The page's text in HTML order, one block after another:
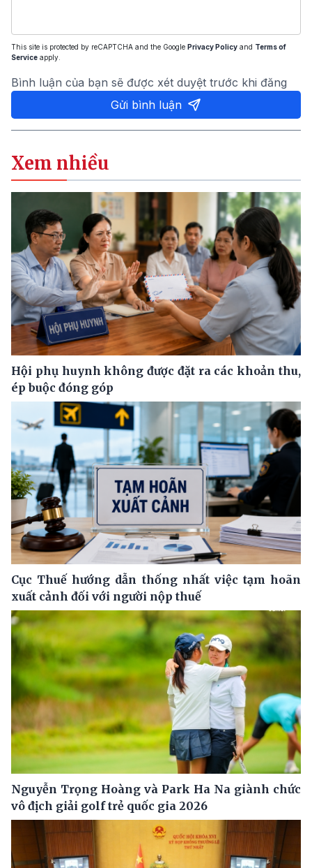
This site is protected by reCAPTCHA and the Google Privacy Policy and Terms of
Service apply.
Bình luận của bạn sẽ được xét duyệt trước khi đăng
Gửi bình luận
Xem nhiều
Hội phụ huynh không được đặt ra các khoản thu,
ép buộc đóng góp
Cục Thuế hướng dẫn thống nhất việc tạm hoãn
xuất cảnh đối với người nộp thuế
Nguyễn Trọng Hoàng và Park Ha Na giành chức
vô địch giải golf trẻ quốc gia 2026